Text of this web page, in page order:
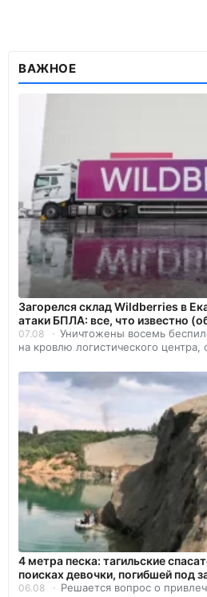
ВАЖНОЕ
Загорелся склад Wildberries в
атаки БПЛА: все, что известно
07.08
Уничтожены восемь
на кровлю логистического центра,
4 метра песка: тагильские
поисках девочки, погибшей под
06.08
Решается вопрос о